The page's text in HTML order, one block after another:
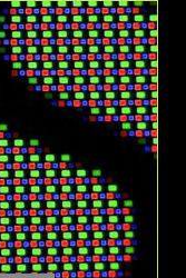
de Contraste